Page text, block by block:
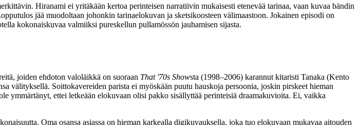
Hiranami ei yritäkään kertoa perinteisen narratiivin mukaisesti etenevää tarinaa, vaan kuvaa bändin
jää muodoltaan johonkin tarinaelokuvan ja sketsikoosteen välimaastoon. Jokainen episodi on
kokonaiskuvaa valmiiksi pureskellun pullamössön jauhamisen sijasta.
joiden ehdoton valoläikkä on suoraan That '70s Showsta (1998–2006) karannut kitaristi Tanaka (Kento
välityksellä. Soittokavereiden parista ei myöskään puutu hauskoja persoonia, joskin pirskeet hieman
ymmärtänyt, ettei letkeään elokuvaan olisi pakko sisällyttää perinteisiä draamakuvioita. Ei, vaikka
Oma osansa asiassa on hieman karkealla digikuvauksella, joka tuo elokuvaan mukavaa aitouden